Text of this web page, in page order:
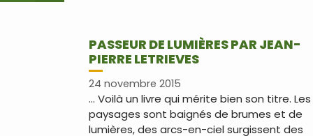
PASSEUR DE LUMIÈRES PAR JEAN-
PIERRE LETRIEVES
24 novembre 2015
… Voilà un livre qui mérite bien son titre. Les
paysages sont baignés de brumes et de
lumières, des arcs-en-ciel surgissent des